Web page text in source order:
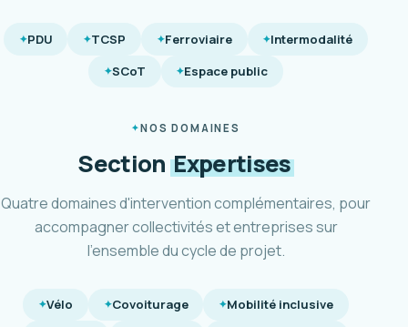
PDU TCSP Ferroviaire
Intermodalité
SCoT
Espace public
NOS DOMAINES
SectionExpertises
Quatre domaines d'intervention complémentaires, pour
accompagner collectivités et entreprises sur
l'ensemble du cycle de projet.
Vélo Covoiturage
Mobilité inclusive